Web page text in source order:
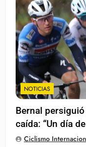
NOTICIAS
Bernal
caída: “Un día
Ciclismo